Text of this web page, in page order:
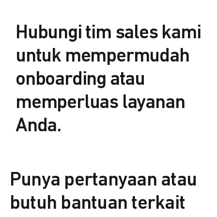
Hubungi tim sales kami
untuk mempermudah
onboarding atau
memperluas layanan
Anda.
Punya pertanyaan atau
butuh bantuan terkait